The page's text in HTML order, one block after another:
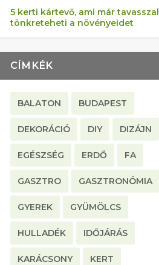
5 kerti kártevő, ami már tavasszal
tönkreteheti a növényeidet
CÍMKÉK
BALATON BUDAPEST
DEKORÁCIÓ DIY DIZÁJN
EGÉSZSÉG ERDŐ FA
GASZTRO GASZTRONÓMIA
GYEREK GYÜMÖLCS
HULLADÉK IDŐJÁRÁS
KARÁCSONY KERT